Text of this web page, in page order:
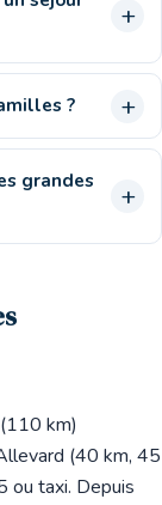
?
grandes
km)
(40 km, 45
ou taxi. Depuis